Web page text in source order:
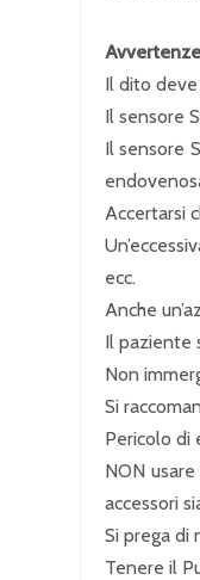
Avvertenze
Il dito
Il sensore
Il sensore
Accertarsi
ecc.
Anche
Il paziente
Non
Si
Pericolo di
NON
accessori
Si prega di
Tenere il